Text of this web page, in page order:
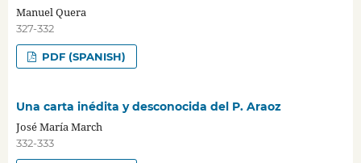
Manuel Quera
327-332
PDF (SPANISH)
Una carta inédita y desconocida del P. Araoz
José María March
332-333